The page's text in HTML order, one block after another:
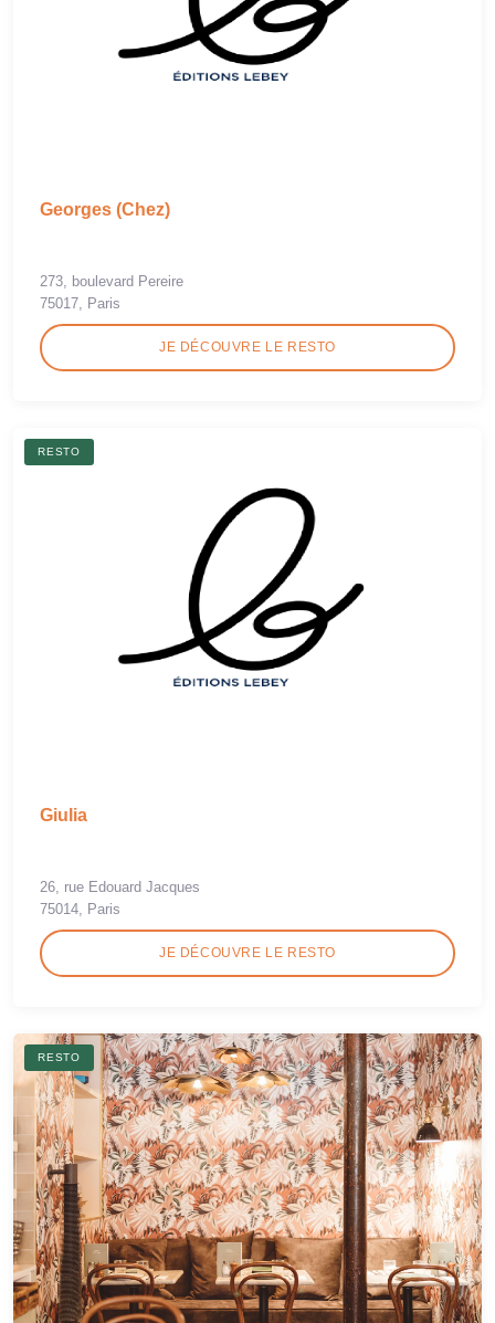
Georges (Chez)
273, boulevard Pereire
75017, Paris
JE DÉCOUVRE LE RESTO
RESTO
Giulia
26, rue Edouard Jacques
75014, Paris
JE DÉCOUVRE LE RESTO
RESTO